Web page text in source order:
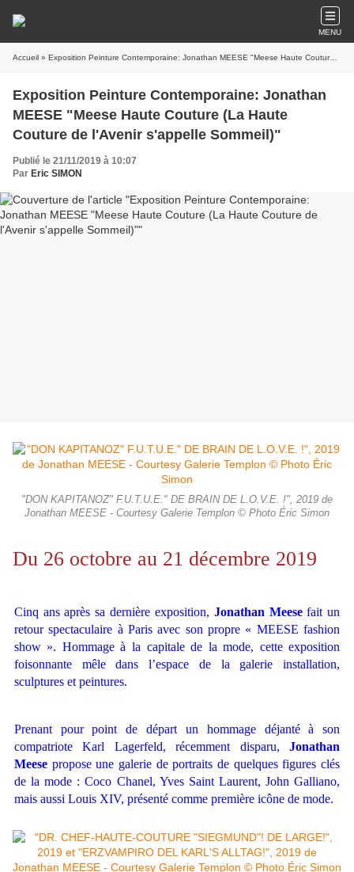
MENU
Accueil » Exposition Peinture Contemporaine: Jonathan MEESE "Meese Haute Couture (La Haute Couture de l'Avenir s'appelle Sommeil)"
Exposition Peinture Contemporaine: Jonathan
MEESE "Meese Haute Couture (La Haute
Couture de l'Avenir s'appelle Sommeil)"
Publié le 21/11/2019 à 10:07
Par Eric SIMON
"DON KAPITANOZ" F.U.T.U.E." DE BRAIN DE L.O.V.E. !", 2019 de
Jonathan MEESE - Courtesy Galerie Templon © Photo Éric Simon
Du 26 octobre au 21 décembre 2019
Cinq ans après sa dernière exposition, Jonathan Meesefait un
retour spectaculaire à Paris avec son propre « MEESE fashion
show ». Hommage à la capitale de la mode, cette exposition
foisonnante mêle dans l’espace de la galerie installation,
sculptures et peintures.
Prenant pour point de départ un hommage déjanté à son
compatriote Karl Lagerfeld, récemment disparu,Jonathan
Meesepropose une galerie de portraits de quelques figures clés
de la mode : Coco Chanel, Yves Saint Laurent, John Galliano,
mais aussi Louis XIV, présenté comme première icône de mode.